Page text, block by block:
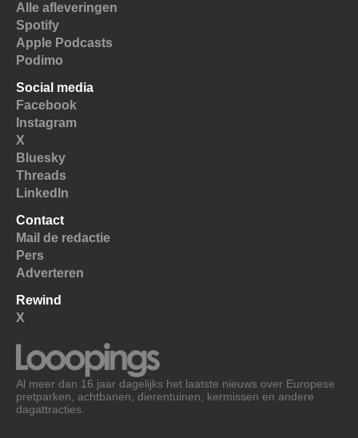
Alle afleveringen
Spotify
Apple Podcasts
Podimo
Social media
Facebook
Instagram
X
Bluesky
Threads
LinkedIn
Contact
Mail de redactie
Pers
Adverteren
Rewind
X
Al meer dan 16 jaar dagelijks het laatste nieuws over Europese
pretparken, achtbanen, dierentuinen, kermissen en andere
dagattracties.